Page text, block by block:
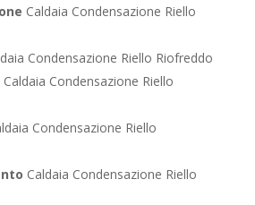
Caldaia Condensazione Riello
Condensazione Riello Riofreddo
Caldaia Condensazione Riello
Condensazione Riello
Caldaia Condensazione Riello